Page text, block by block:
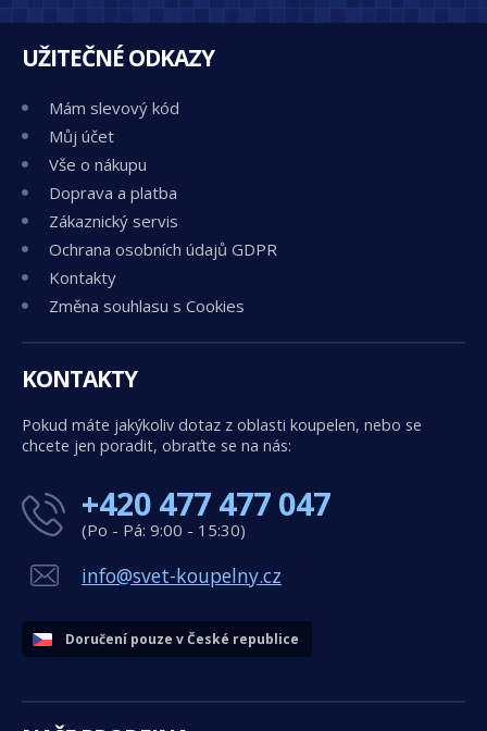
UŽITEČNÉ ODKAZY
Mám slevový kód
Můj účet
Vše o nákupu
Doprava a platba
Zákaznický servis
Ochrana osobních údajů GDPR
Kontakty
Změna souhlasu s Cookies
KONTAKTY
Pokud máte jakýkoliv dotaz z oblasti koupelen, nebo se
chcete jen poradit, obraťte se na nás:
+420 477 477 047
(Po - Pá: 9:00 - 15:30)
info@svet-koupelny.cz
Doručení pouze v České republice